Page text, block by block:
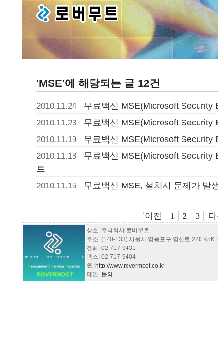
'MSE'에 해당되는 글 12건
2010.11.24 무료백신 MSE(Microsoft Security
2010.11.23 무료백신 MSE(Microsoft Security
2010.11.19 무료백신 MSE(Microsoft Security
2010.11.18
무료백신 MSE(Microsoft Security
트
2010.11.15 무료백신 MSE, 설치시 문제가 발
이전 1 2 3
상호: 주식회사 로버무트
주소: (140-133) 서울시 영등포구 영신로 220 KnK
전화: 02-717-9431
팩스: 02-717-9404
웹: http://www.rovermoot.co.kr
메일: 문의